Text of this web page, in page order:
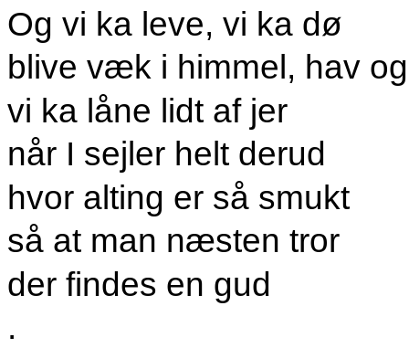
Og vi ka leve, vi ka dø
blive væk i himmel, hav
vi ka låne lidt af jer
når I sejler helt derud
hvor alting er så smukt
så at man næsten tror
der findes en gud
.